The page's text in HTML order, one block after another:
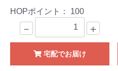
HOPポイント： 100
－ ＋
宅配でお届け